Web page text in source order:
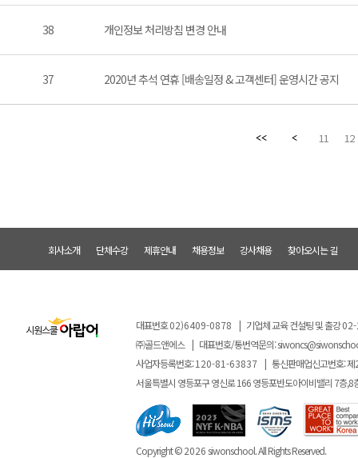
38 개인정보 처리방침 변경 안내
37 2020년 추석 연휴 [배송일정 & 고객센터] 운영시간 공지
11 12
회사소개 단체수강 제휴안내 채용정보 강사채용 찾아오시는 길
대표번호02)6409-0878 | 기업체 교육 컨설팅 및 출강
㈜골드앤에스 | 대표번호/통번역문의:
사업자등록번호:120-81-63837 | 통신판매업신고번호: 제
서울특별시 영등포구 영신로 166 영등포반도아이비밸리 7층,8
Copyright ©2026siwonschool. All Rights Reserved.